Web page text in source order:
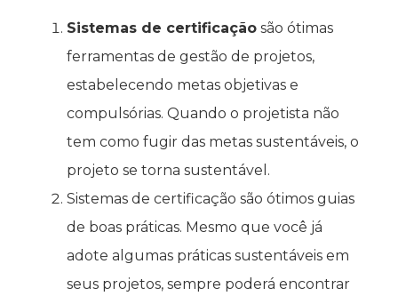
Sistemas de certificação são ótimas
ferramentas de gestão de projetos,
estabelecendo metas objetivas e
compulsórias. Quando o projetista não
tem como fugir das metas sustentáveis, o
projeto se torna sustentável.
Sistemas de certificação são ótimos guias
de boas práticas. Mesmo que você já
adote algumas práticas sustentáveis em
seus projetos, sempre poderá encontrar